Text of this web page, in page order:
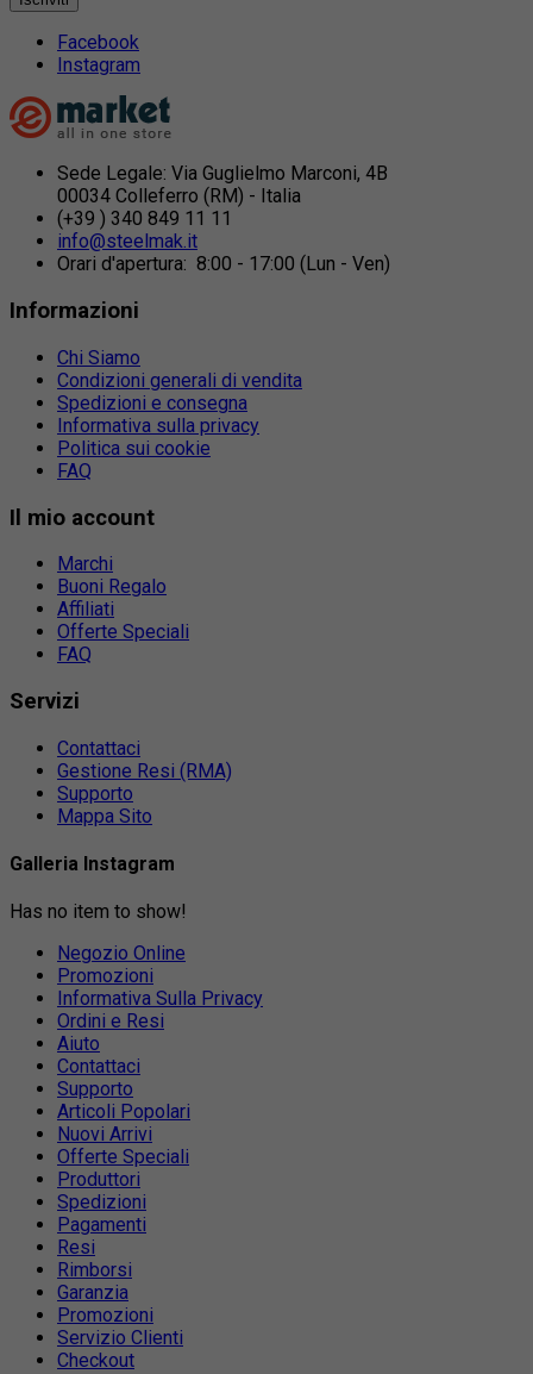
Facebook
Instagram
Sede Legale: Via Guglielmo Marconi, 4B
00034 Colleferro (RM) - Italia
(+39 ) 340 849 11 11
info@steelmak.it
Orari d'apertura: 8:00 - 17:00 (Lun - Ven)
Informazioni
Chi Siamo
Condizioni generali di vendita
Spedizioni e consegna
Informativa sulla privacy
Politica sui cookie
FAQ
Il mio account
Marchi
Buoni Regalo
Affiliati
Offerte Speciali
FAQ
Servizi
Contattaci
Gestione Resi (RMA)
Supporto
Mappa Sito
Galleria Instagram
Has no item to show!
Negozio Online
Promozioni
Informativa Sulla Privacy
Ordini e Resi
Aiuto
Contattaci
Supporto
Articoli Popolari
Nuovi Arrivi
Offerte Speciali
Produttori
Spedizioni
Pagamenti
Resi
Rimborsi
Garanzia
Promozioni
Servizio Clienti
Checkout